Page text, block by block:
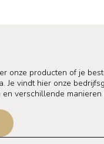
onze producten of je
Je vindt hier onze
verschillende